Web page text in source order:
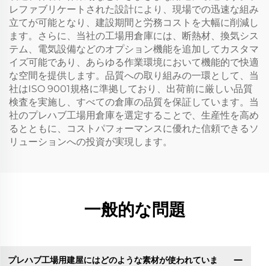
レファブリケートされた設計により、現場での迅速な組み
立てが可能となり、建設期間と労務コストを大幅に削減し
ます。さらに、当社の工場用倉庫には、断熱材、換気シス
テム、電気設備などのオプション機能を追加してカスタマ
イズ可能であり、あらゆる作業環境において機能的で快適
な空間を提供します。品質への取り組みの一環として、当
社はISO 9001規格に準拠しており、出荷前に厳しい品質
検査を実施し、すべての倉庫の品質を保証しています。当
社のプレハブ工場用倉庫を選定することで、生産性を高め
るとともに、コストパフォーマンスに優れた信頼できるソ
リューションへの投資が実現します。
一般的な問題
プレハブ工場用建屋にはどのような素材が使われていま